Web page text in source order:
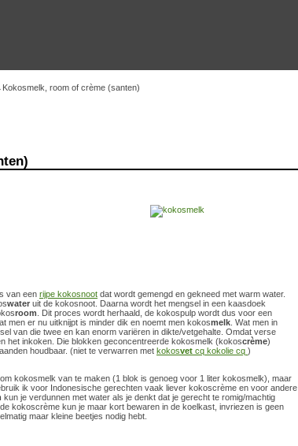
Kokosmelk, room of crème (santen)
van een rijpe kokosnoot dat wordt gemengd en gekneed met warm water.
water uit de kokosnoot. Daarna wordt het mengsel in een kaasdoek
room . Dit proces wordt herhaald, de kokospulp wordt dus voor een
men er nu uitknijpt is minder dik en noemt men kokosmelk . Wat men in
van die twee en kan enorm variëren in dikte/vetgehalte. Omdat verse
het inkoken. Die blokken geconcentreerde kokosmelk (kokoscrème)
houdbaar. (niet te verwarren met kokosvet cq kokolie cq )
kokosmelk van te maken (1 blok is genoeg voor 1 liter kokosmelk), maar
ik voor Indonesische gerechten vaak liever kokoscrème en voor andere
kun je verdunnen met water als je denkt dat je gerecht te romig/machtig
kokoscrème kun je maar kort bewaren in de koelkast, invriezen is geen
maar kleine beetjes nodig hebt.